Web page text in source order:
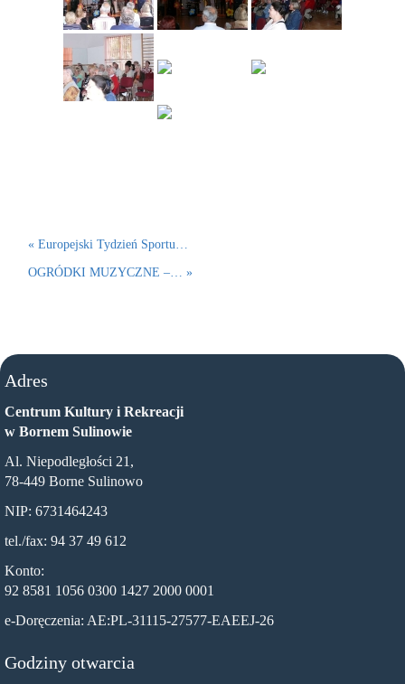
« Europejski Tydzień Sportu…
OGRÓDKI MUZYCZNE –… »
Adres
Centrum Kultury i Rekreacji
w Bornem Sulinowie
Al. Niepodległości 21,
78-449 Borne Sulinowo
NIP: 6731464243
tel./fax: 94 37 49 612
Konto:
92 8581 1056 0300 1427 2000 0001
e-Doręczenia: AE:PL-31115-27577-EAEEJ-26
Godziny otwarcia